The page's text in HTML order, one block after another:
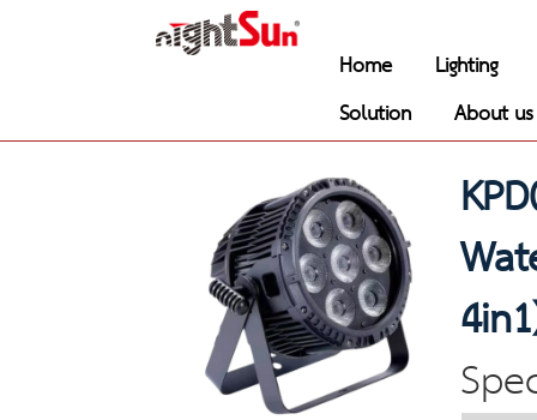
Home
Lighting
Solution
About us